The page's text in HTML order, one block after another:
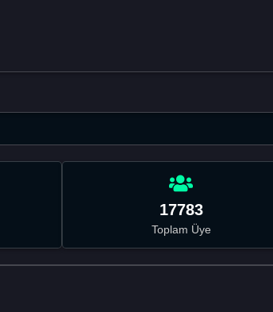
17783
Toplam Üye